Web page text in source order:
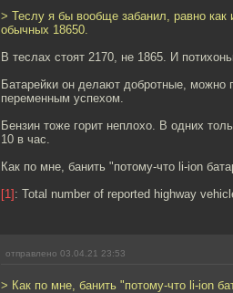
> Теслу я бы вообще забанил, равно как
обычных 18650.
В теслах стоят 2170, не 1865. И
Батарейки он делают добротные, можно
переменным успехом.
Бензин тоже горит неплохо. В одних
10 в час.
Как по мне, банить "потому-что li-ion
[1] : Total number of reported highway
отправлено 03.04.21 23:53
> Как по мне, банить "потому-что li-ion